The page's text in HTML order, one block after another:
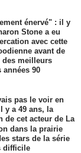
énervé" : il y
Stone a eu
avec cette
avant de
meilleurs
90
pas le voir en
y a 49 ans, la
de cet acteur de La
dans la prairie
stars de la série
difficile